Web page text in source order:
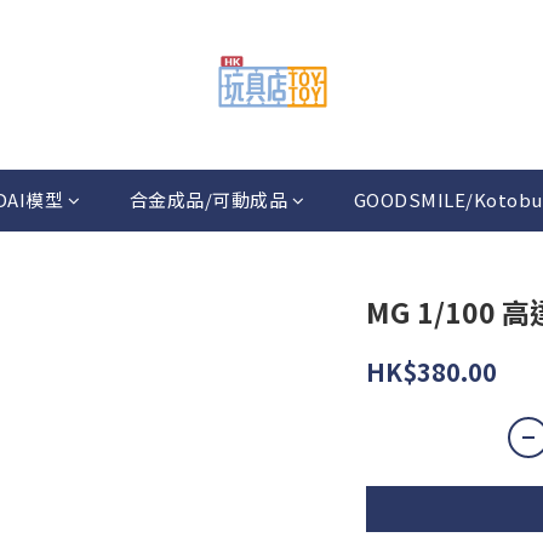
模型 合金成品/可動成品 GOODSMILE/
MG 1/100 高
HK$380.00